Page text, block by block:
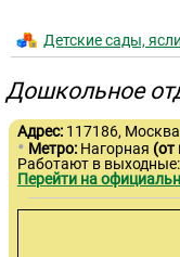
Детские сады,
Дошкольное
Адрес: 117186,
• Метро: Нагорная (от
Работают в
Перейти на